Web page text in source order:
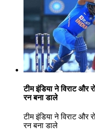
टीम इंडिया ने विराट और
रन बना डाले
टीम इंडिया ने विराट और
रन बना डाले